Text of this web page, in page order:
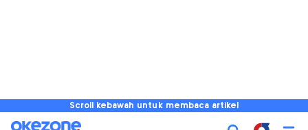
Scroll kebawah untuk membaca artikel